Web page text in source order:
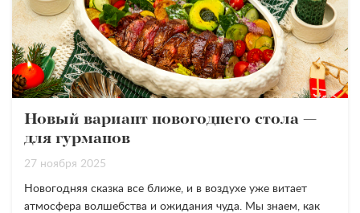
Новый вариант новогоднего стола —
для гурманов
27 ноября 2025
Новогодняя сказка все ближе, и в воздухе уже витает
атмосфера волшебства и ожидания чуда. Мы знаем, как